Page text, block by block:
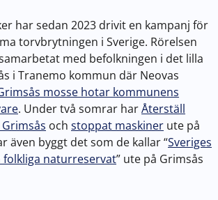
har sedan 2023 drivit en kampanj för
torvbrytningen i Sverige. Rörelsen
med befolkningen i det lilla
i Tranemo kommun där Neovas
mosse hotar kommunens
. Under två somrar harÅterställ
och stoppat maskiner ute på
även byggt det som de kallar “Sveriges
folkliga naturreservat” ute på Grimsås